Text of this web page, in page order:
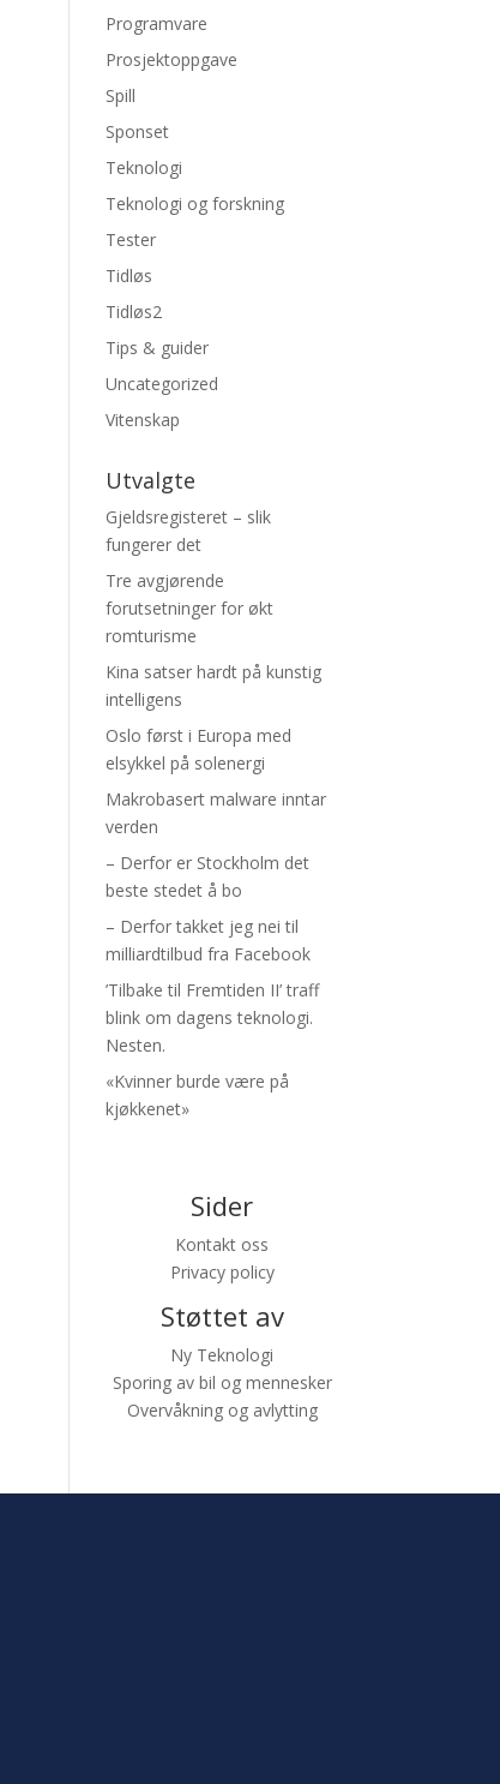
Programvare
Prosjektoppgave
Spill
Sponset
Teknologi
Teknologi og forskning
Tester
Tidløs
Tidløs2
Tips & guider
Uncategorized
Vitenskap
Utvalgte
Gjeldsregisteret – slik
fungerer det
Tre avgjørende
forutsetninger for økt
romturisme
Kina satser hardt på kunstig
intelligens
Oslo først i Europa med
elsykkel på solenergi
Makrobasert malware inntar
verden
– Derfor er Stockholm det
beste stedet å bo
– Derfor takket jeg nei til
milliardtilbud fra Facebook
’Tilbake til Fremtiden II’ traff
blink om dagens teknologi.
Nesten.
«Kvinner burde være på
kjøkkenet»
Sider
Kontakt oss
Privacy policy
Støttet av
Ny Teknologi
Sporing av bil og mennesker
Overvåkning og avlytting